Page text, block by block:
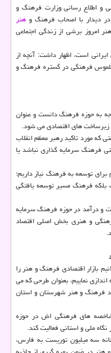
و اطلاع رسانی وزارت فرهنگ و
هنر
برشی از زندگی اجتماعی
است، اظهار داشت: آنچه از
فرهنگی در گستره فرهنگ و
به حوزه فرهنگ دانست و عنوان
های اقتصادی می شود.
كه مورد تاكید رهبر معظم انقلاب
فرهنگ سرمایه گذاری نباشد یا
توسعه به فرهنگ نیاز داریم؛
بلكه فرهنگ مسیر توسعه یافتگی
و درآمد در حوزه فرهنگ سرمایه
فرهنگی و هنری بخش اصلی اقتصاد
بازار اقتصادی فرهنگ و هنر را
نماییم، بعنوان طرحی كه می
فرهنگ و هنر شهرستان و استان
های فرهنگی اش در حوزه
ملی و استانی فعالیت كند.
سه میلیون توریست به فارس،